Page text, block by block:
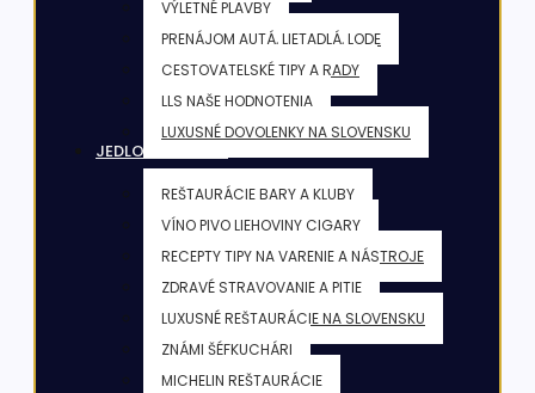
VÝLETNÉ PLAVBY
PRENÁJOM AUTÁ, LIETADLÁ, LODE
CESTOVATELSKÉ TIPY A RADY
LLS NAŠE HODNOTENIA
LUXUSNÉ DOVOLENKY NA SLOVENSKU
JEDLO & NÁPOJE
REŠTAURÁCIE BARY A KLUBY
VÍNO PIVO LIEHOVINY CIGARY
RECEPTY TIPY NA VARENIE A NÁSTROJE
ZDRAVÉ STRAVOVANIE A PITIE
LUXUSNÉ REŠTAURÁCIE NA SLOVENSKU
ZNÁMI ŠÉFKUCHÁRI
MICHELIN REŠTAURÁCIE